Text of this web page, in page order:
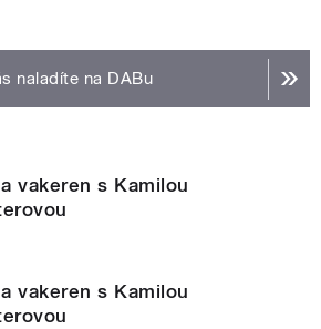
naladíte na DABu
vakeren s Kamilou
vakeren s Kamilou